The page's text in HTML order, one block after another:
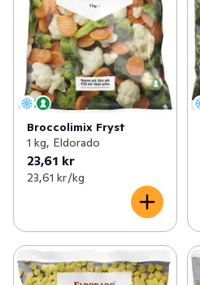
Broccolimix Fryst
1 kg, Eldorado
23,61 kr
23,61 kr /kg